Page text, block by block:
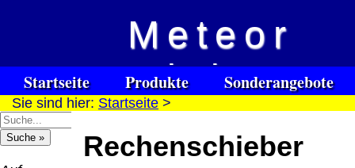
Meteor
Vision
Spezialuhrenspecial
watches
/ deafblind / sourdes et aveugles
Startseite Produkte
Sonderangebote
Kontakt
Impressum
Links
Hilfsmittel
Warenkorb
Sie sind hier: Startseite >
Rechenschieber
Versandkosten DHL
Standard bis 5kg
Deutschland
8.95 €
Deutschland
Software
Download only
Deutschland
0.00 €
Deutschland